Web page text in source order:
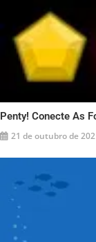
Penty! Conecte As
21 de outubro de